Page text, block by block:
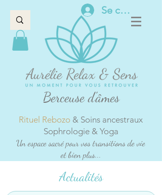
Se connecter
Berceuse d'âmes
Rituel Rebozo & Soins ancestraux
Sophrologie & Yoga
Un espace sacré pour vos transitions de vie
et bien plus...
Actualités